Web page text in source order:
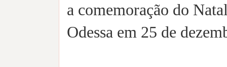
a comemoração do
Odessa em 25 de